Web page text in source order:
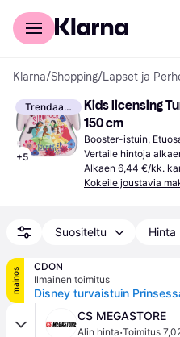
Kuluttajille
Klarna/Shopping/Lapset ja
Trendaava
+5
Kids licensing
150 cm
Booster-istuin,
Vertaile hintoja
Alkaen 6,44 €/kk.
Kokeile joustavia
Suositeltu Hinta
mainos
CDON
Ilmainen toimitus
CS MEGASTORE
Alin hinta·Toimitus